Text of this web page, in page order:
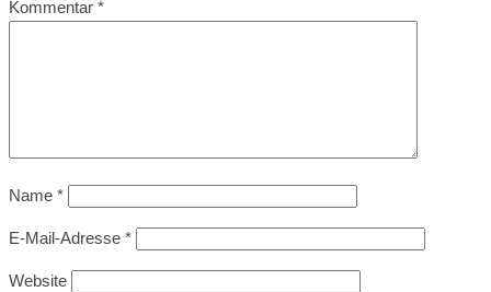
Kommentar *
Name *
E-Mail-Adresse *
Website